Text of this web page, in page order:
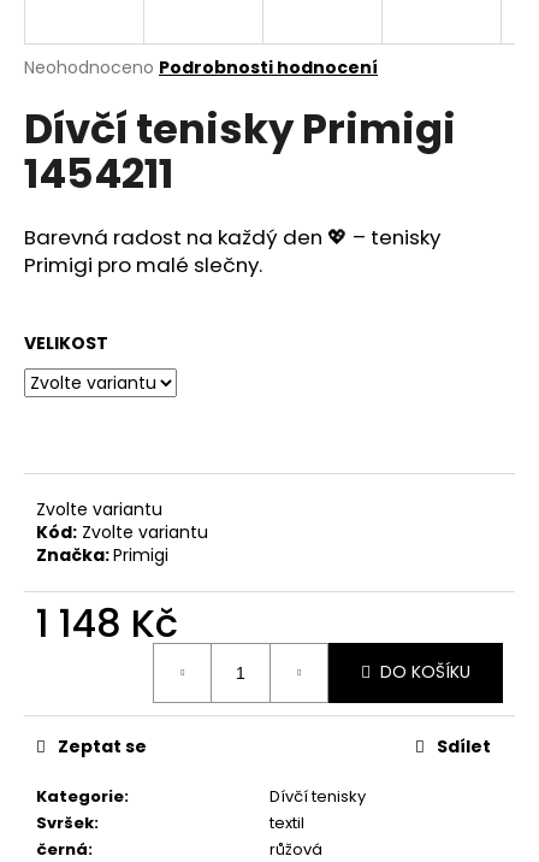
Průměrné
produktu
je
0,0
hvězdiček.
Neohodnoceno Podrobnosti hodnocení
Dívčí tenisky Primigi
1454211
Barevná radost na každý den 💖 – tenisky
Primigi pro malé slečny.
VELIKOST
Zvolte variantu
Kód: Zvolte variantu
Značka:Primigi
1 148 Kč
DO KOŠÍKU
Kategorie:
Dívčí tenisky
Svršek:
textil
černá:
růžová
Zeptat se Sdílet
j
t
?
HLEDAT
D
u
č
u
j
e
ZDRAVOTNÍ
PETER
LEGWOOD
DOLPHIN